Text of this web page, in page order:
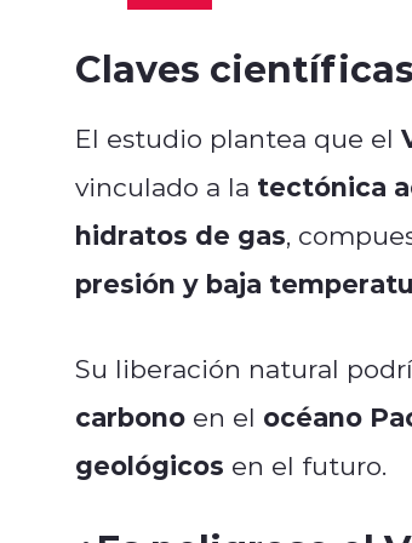
Claves
El estudio plantea que el
vinculado a la tectónica
hidratos de gas,
presión y baja
Su liberación natural
carbono en el océano
geológicos en el futuro.